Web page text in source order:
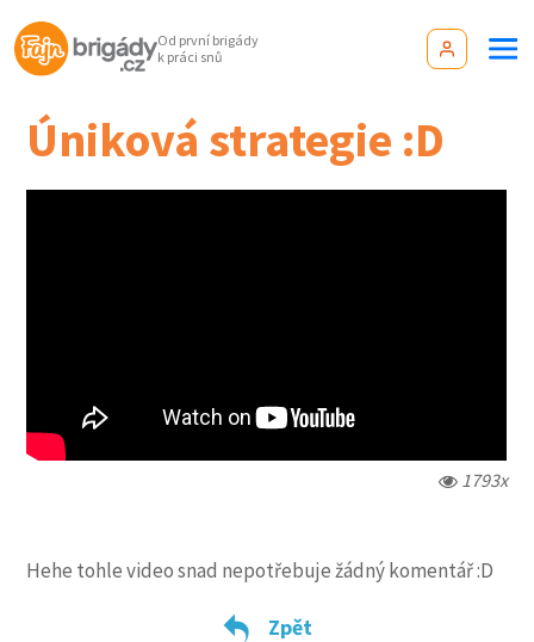
Od první brigády
k práci snů
Úniková strategie :D
1793x
Hehe tohle video snad nepotřebuje žádný komentář :D
Zpět